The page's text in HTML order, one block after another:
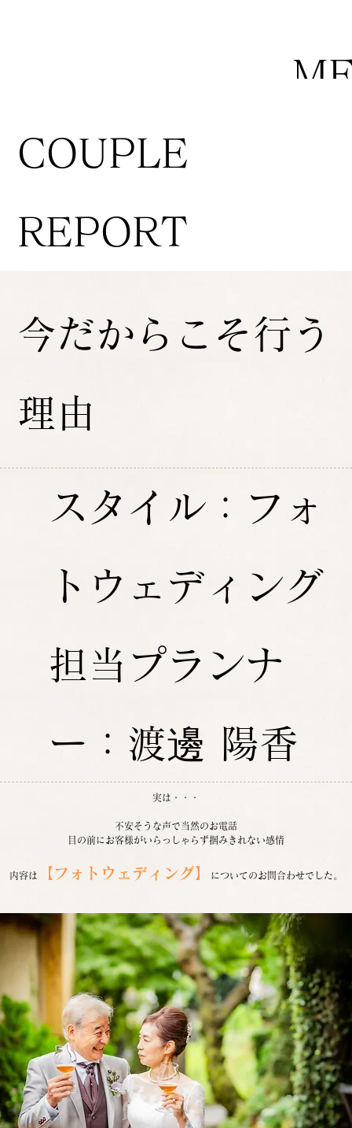
実は・・・
不安そうな声で当然のお電話
目の前にお客様がいらっしゃらず掴みきれない感情
内容は 【フォトウェディング】 についてのお問合わせでした。
COUPLE
REPORT
今だからこそ行う
理由
スタイル：フォ
トウェディング
担当プランナ
ー：渡邊 陽香